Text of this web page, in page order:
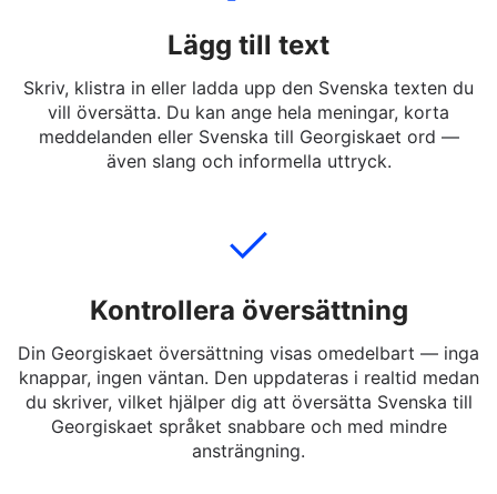
Lägg till text
Skriv, klistra in eller ladda upp den Svenska texten du
vill översätta. Du kan ange hela meningar, korta
Kontrollera översättning
Din Georgiskaet översättning visas omedelbart — inga
knappar, ingen väntan. Den uppdateras i realtid medan
du skriver, vilket hjälper dig att översätta Svenska till